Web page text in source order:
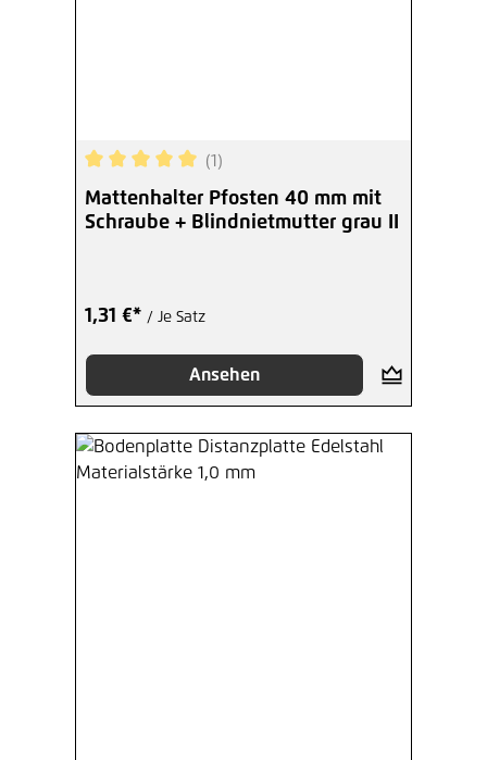
Durchschnittliche Bewertung von 5 von 5
(1)
Mattenhalter Pfosten 40 mm mit
Schraube + Blindnietmutter grau II
1,31 €* / Je Satz
Ansehen